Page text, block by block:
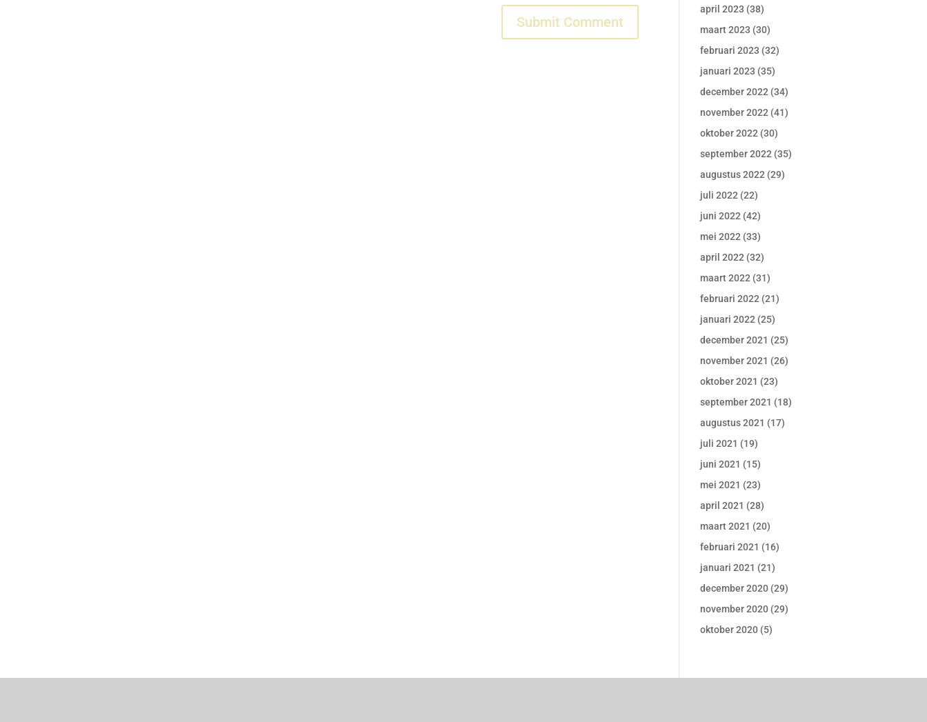
april 2023 (38)
maart 2023 (30)
februari 2023 (32)
januari 2023 (35)
december 2022 (34)
november 2022 (41)
oktober 2022 (30)
september 2022 (35)
augustus 2022 (29)
juli 2022 (22)
juni 2022 (42)
mei 2022 (33)
april 2022 (32)
maart 2022 (31)
februari 2022 (21)
januari 2022 (25)
december 2021 (25)
november 2021 (26)
oktober 2021 (23)
september 2021 (18)
augustus 2021 (17)
juli 2021 (19)
juni 2021 (15)
mei 2021 (23)
april 2021 (28)
maart 2021 (20)
februari 2021 (16)
januari 2021 (21)
december 2020 (29)
november 2020 (29)
oktober 2020 (5)